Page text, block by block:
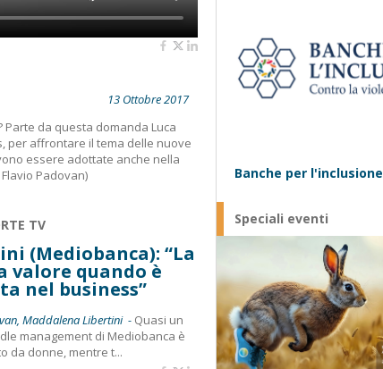
13 Ottobre 2017
da questa domanda Luca
per affrontare il tema delle nuove
essere adottate anche nella
Padovan)
TV
(Mediobanca): “La
valore quando è
nel business”
Maddalena Libertini - Quasi un
management di Mediobanca è
da donne, mentre t...
Banche per l'inclusione
Speciali eventi